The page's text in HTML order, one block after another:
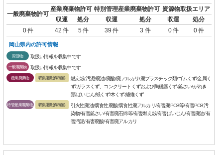
一般廃棄物許可
産業廃棄物許可 特別管理産業廃棄物許可 資源物取扱エリア
収運
処分 収運 処分 収運
処分
0 件
42 件 5 件 39 件 3 件 0 件 0 件
岡山県内の許可情報
資源物 取扱い情報を収集中です
一般廃棄物 取扱い情報を収集中です
産業廃棄物 収集運搬(保積無)
燃え殻/汚泥/廃油/廃酸/廃アルカリ/廃プラスチック類/ゴムくず/金属く
ず/ガラスくず、コンクリートくずおよび陶磁器くず/鉱さい/がれき
類/ばいじん/紙くず/木くず/繊維くず
特管産業廃棄物 収集運搬(保積無)
引火性廃油/腐食性廃酸/腐食性廃アルカリ/有害廃PCB等/有害PCB汚
染物/有害鉱さい/有害廃石綿等/有害燃え殻/有害ばいじん/有害廃油/有
害汚泥/有害廃酸/有害廃アルカリ